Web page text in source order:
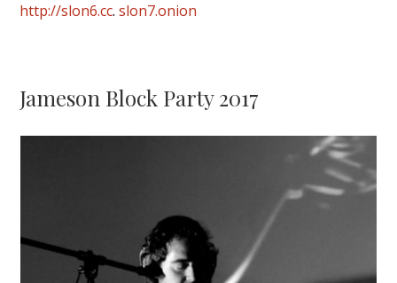
http://slon6.cc.slon7.onion
Jameson Block Party 2017